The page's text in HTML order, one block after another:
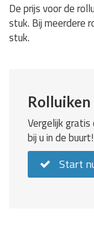
De prijs voor de
stuk. Bij meerdere
stuk.
Rolluiken
Vergelijk
bij u in de buurt!
Start